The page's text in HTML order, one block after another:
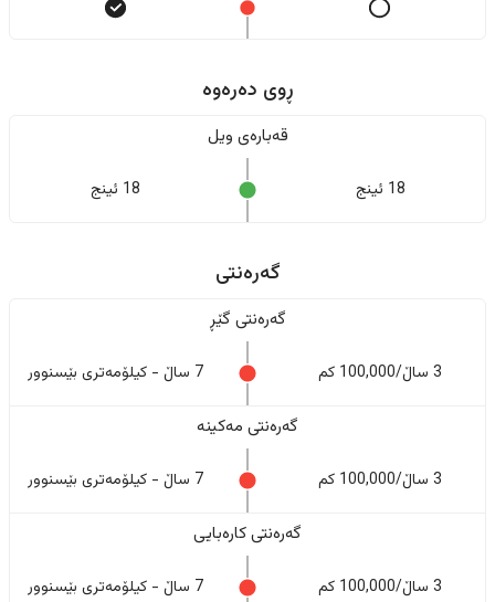
ڕوی دەرەوە
قەبارەی ویل
18 ئینج 18 ئینج
گەرەنتی
گەرەنتی گێڕ
3 ساڵ/100,000 کم 7 ساڵ - کیلۆمەتری بێسنوور
گەرەنتی مەکینە
3 ساڵ/100,000 کم 7 ساڵ - کیلۆمەتری بێسنوور
گەرەنتی کارەبایی
3 ساڵ/100,000 کم 7 ساڵ - کیلۆمەتری بێسنوور